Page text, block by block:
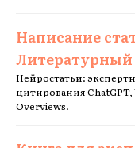
Написание
Нейростатьи:
цитирования ChatGPT,
Overviews.